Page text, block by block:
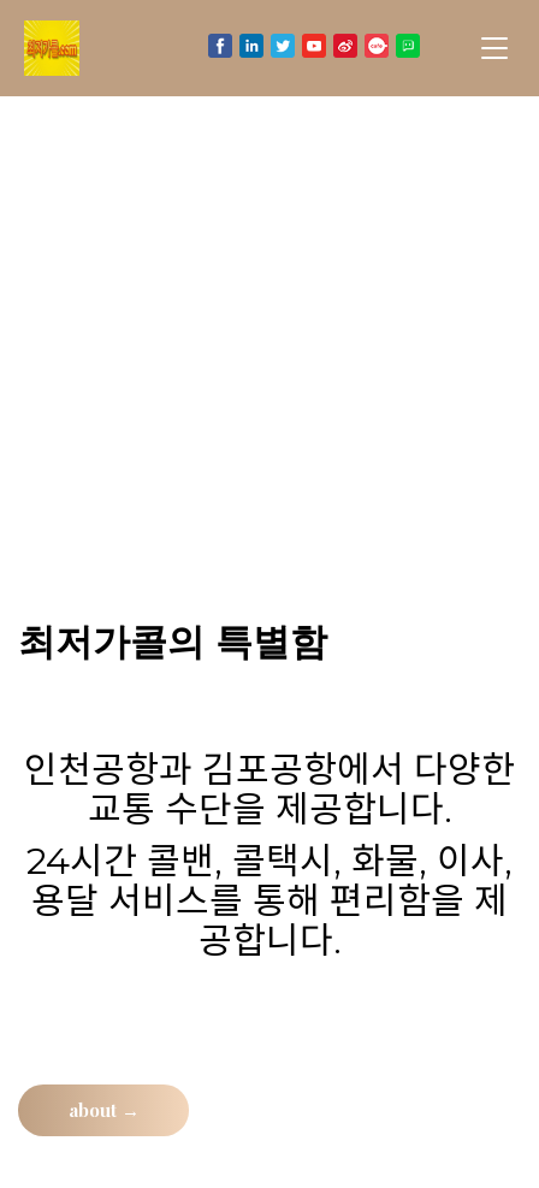
최저가콜의 특별함
인천공항과 김포공항에서 다양한
교통 수단을 제공합니다.
24시간 콜밴, 콜택시, 화물, 이사,
용달 서비스를 통해 편리함을 제
공합니다.
about →